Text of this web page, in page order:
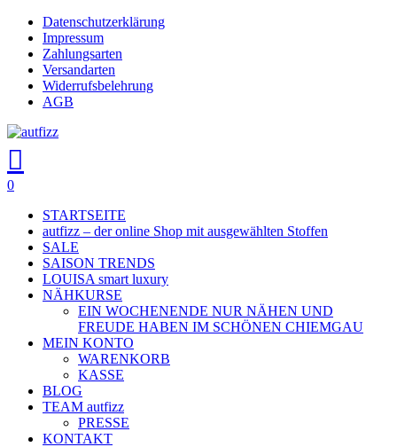
Skip
main
content
Datenschutzerklärung
Impressum
Zahlungsarten
Versandarten
Widerrufsbelehrung
AGB
search
account
0
STARTSEITE
autfizz – der online Shop mit ausgewählten Stoffen
SALE
SAISON TRENDS
LOUISA smart luxury
NÄHKURSE
EIN WOCHENENDE NUR NÄHEN UND
FREUDE HABEN IM SCHÖNEN CHIEMGAU
MEIN KONTO
WARENKORB
KASSE
BLOG
TEAM autfizz
PRESSE
KONTAKT